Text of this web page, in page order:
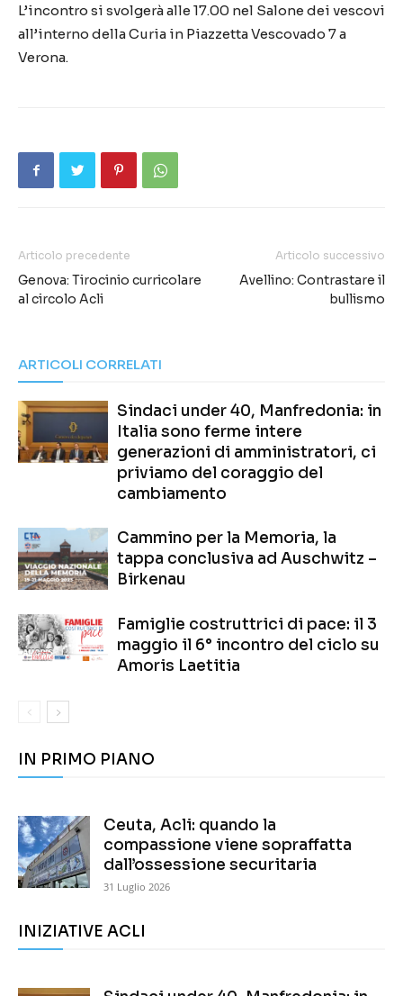
L’incontro si svolgerà alle 17.00 nel Salone dei vescovi
all’interno della Curia in Piazzetta Vescovado 7 a
Verona.
Articolo precedente
Genova: Tirocinio curricolare
al circolo Acli
Articolo successivo
Avellino: Contrastare il
bullismo
ARTICOLI CORRELATI
Sindaci under 40, Manfredonia: in
Italia sono ferme intere
generazioni di amministratori, ci
priviamo del coraggio del
cambiamento
Cammino per la Memoria, la
tappa conclusiva ad Auschwitz –
Birkenau
Famiglie costruttrici di pace: il 3
maggio il 6° incontro del ciclo su
Amoris Laetitia
IN PRIMO PIANO
Ceuta, Acli: quando la
compassione viene sopraffatta
dall’ossessione securitaria
31 Luglio 2026
INIZIATIVE ACLI